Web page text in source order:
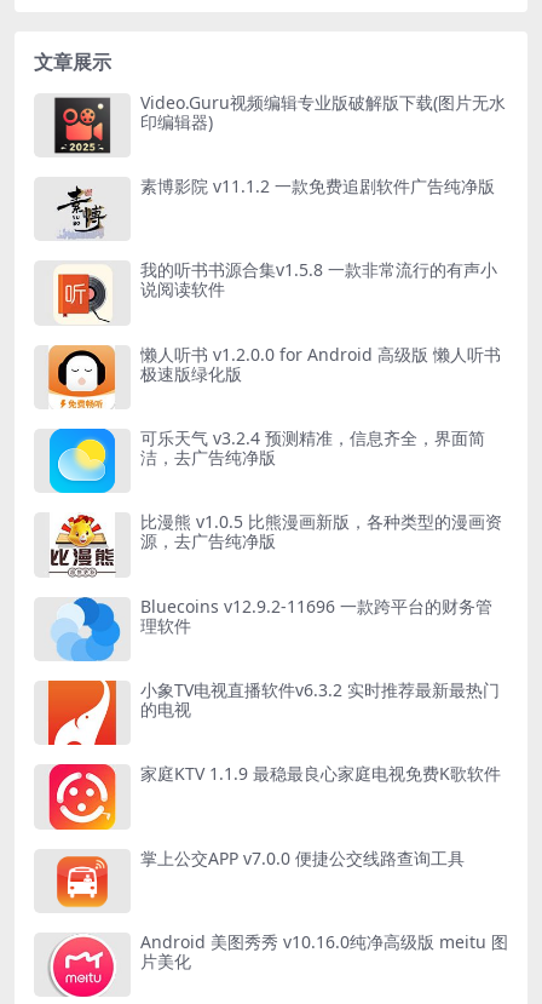
文章展示
Video.Guru视频编辑专业版破解版下载(图片无水
印编辑器)
素博影院 v11.1.2 一款免费追剧软件广告纯净版
我的听书书源合集v1.5.8 一款非常流行的有声小
说阅读软件
懒人听书 v1.2.0.0 for Android 高级版 懒人听书
极速版绿化版
可乐天气 v3.2.4 预测精准，信息齐全，界面简
洁，去广告纯净版
比漫熊 v1.0.5 比熊漫画新版，各种类型的漫画资
源，去广告纯净版
Bluecoins v12.9.2-11696 一款跨平台的财务管
理软件
小象TV电视直播软件v6.3.2 实时推荐最新最热门
的电视
家庭KTV 1.1.9 最稳最良心家庭电视免费K歌软件
掌上公交APP v7.0.0 便捷公交线路查询工具
Android 美图秀秀 v10.16.0纯净高级版 meitu 图
片美化